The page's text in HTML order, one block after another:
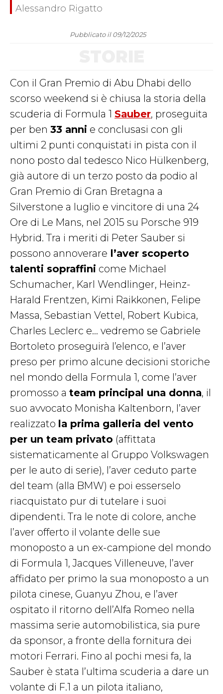
Alessandro Rigatto
Pubblicato il 09/12/2025
Con il Gran Premio di Abu Dhabi dello
scorso weekend si è chiusa la storia della
scuderia di Formula 1 Sauber, proseguita
per ben 33 anni e conclusasi con gli
ultimi 2 punti conquistati in pista con il
nono posto dal tedesco Nico Hülkenberg,
già autore di un terzo posto da podio al
Gran Premio di Gran Bretagna a
Silverstone a luglio e vincitore di una 24
Ore di Le Mans, nel 2015 su Porsche 919
Hybrid. Tra i meriti di Peter Sauber si
possono annoverare l’aver scoperto
talenti sopraffini come Michael
Schumacher, Karl Wendlinger, Heinz-
Harald Frentzen, Kimi Raikkonen, Felipe
Massa, Sebastian Vettel, Robert Kubica,
Charles Leclerc e… vedremo se Gabriele
Bortoleto proseguirà l’elenco, e l’aver
preso per primo alcune decisioni storiche
nel mondo della Formula 1, come l’aver
promosso a team principal una donna, il
suo avvocato Monisha Kaltenborn, l’aver
realizzato la prima galleria del vento
per un team privato (affittata
sistematicamente al Gruppo Volkswagen
per le auto di serie), l’aver ceduto parte
del team (alla BMW) e poi esserselo
riacquistato pur di tutelare i suoi
dipendenti. Tra le note di colore, anche
l’aver offerto il volante delle sue
monoposto a un ex-campione del mondo
di Formula 1, Jacques Villeneuve, l’aver
affidato per primo la sua monoposto a un
pilota cinese, Guanyu Zhou, e l’aver
ospitato il ritorno dell’Alfa Romeo nella
massima serie automobilistica, sia pure
da sponsor, a fronte della fornitura dei
motori Ferrari. Fino al pochi mesi fa, la
Sauber è stata l’ultima scuderia a dare un
volante di F.1 a un pilota italiano,